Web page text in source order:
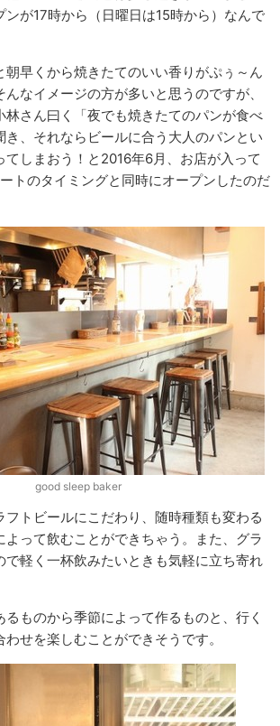
ンが17時から（日曜日は15時から）なんで
朝早くから焼きたてのいい香りがぷぅ～ん
なイメージの方が多いと思うのですが、
林さん曰く「夜でも焼きたてのパンが食べ
き、それならビールに合う大人のパンとい
てしまおう！と2016年6月、お店が入って
トのタイミングと同時にオープンしたのだ
good sleep baker
フトビールにこだわり、随時種類も変わる
よって飲むことができちゃう。また、グラ
で軽く一杯飲みたいときも気軽に立ち寄れ
ものから季節によって作るものと、行く
せを楽しむことができそうです。